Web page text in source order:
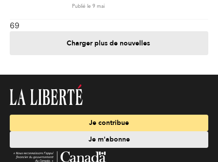
Publié le 9 mai
69
Charger plus de nouvelles
Je contribue
Je m'abonne